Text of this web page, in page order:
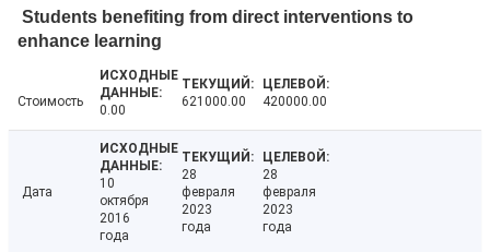
Students benefiting from direct interventions to
enhance learning
Стоимость
0.00
621000.00 420000.00
Дата
10
октября
2016
года
28
февраля
2023
года
28
февраля
2023
года